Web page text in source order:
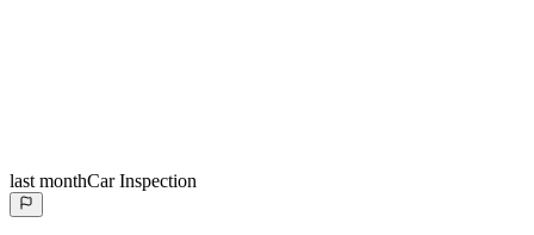
last monthCar Inspection